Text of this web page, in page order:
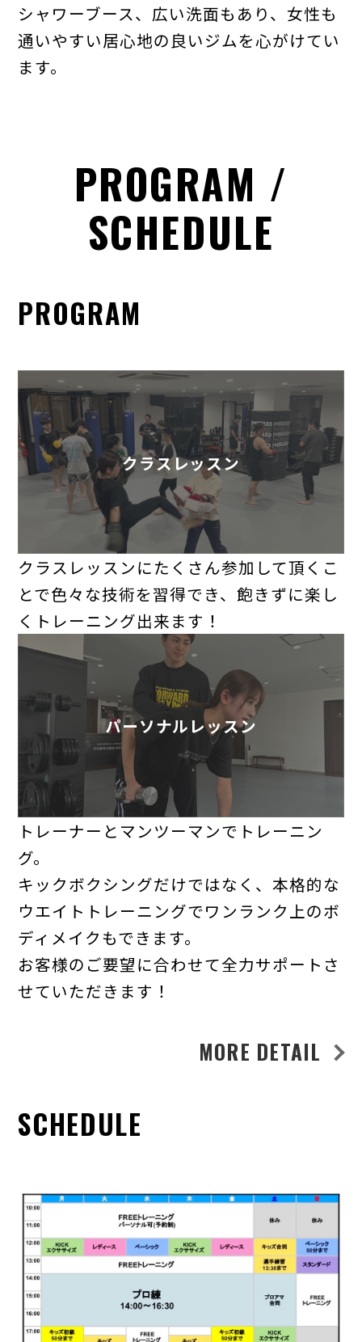
シャワーブース、広い洗面もあり、女性も
通いやすい居心地の良いジムを心がけてい
ます。
PROGRAM /
SCHEDULE
PROGRAM
クラスレッスン
クラスレッスンにたくさん参加して頂くこ
とで色々な技術を習得でき、飽きずに楽し
くトレーニング出来ます！
パーソナルレッスン
トレーナーとマンツーマンでトレーニン
グ。
キックボクシングだけではなく、本格的な
ウエイトトレーニングでワンランク上のボ
ディメイクもできます。
お客様のご要望に合わせて全力サポートさ
せていただきます！
MORE DETAIL
SCHEDULE